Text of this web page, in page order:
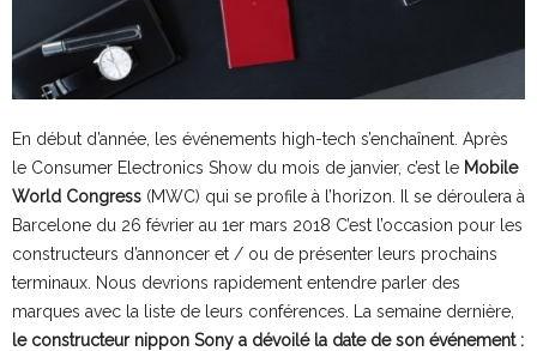
En début d’année, les événements high-tech s’enchaînent. Après
le Consumer Electronics Show du mois de janvier, c’est le Mobile
World Congress (MWC) qui se profile à l’horizon. Il se déroulera à
Barcelone du 26 février au 1er mars 2018 C’est l’occasion pour les
constructeurs d’annoncer et / ou de présenter leurs prochains
terminaux. Nous devrions rapidement entendre parler des
marques avec la liste de leurs conférences. La semaine dernière,
le constructeur nippon Sony a dévoilé la date de son événement :